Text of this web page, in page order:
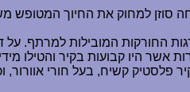
סוזן למחוק את החיוך המטופש
החורקות המובילות למרתף. על
אשר היו קבועות בקיר והטילו
פלסטיק קשיח, בעל חורי